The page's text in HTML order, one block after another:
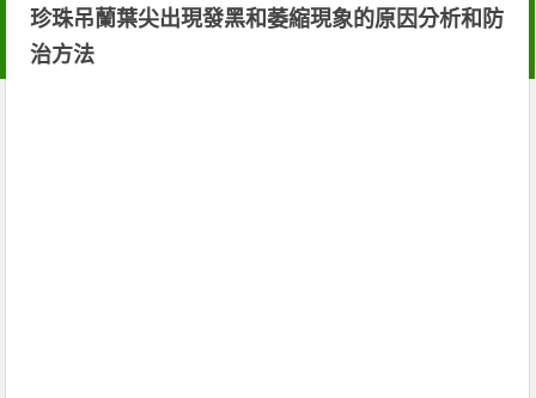
珍珠吊蘭葉尖出現發黑和萎縮現象的原因分析和防
治方法